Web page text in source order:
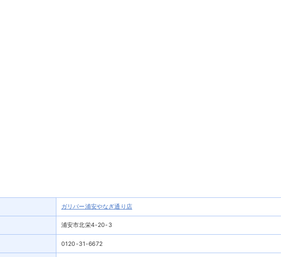
ガリバー浦安やなぎ通り店
浦安市北栄4-20-3
0120-31-6672